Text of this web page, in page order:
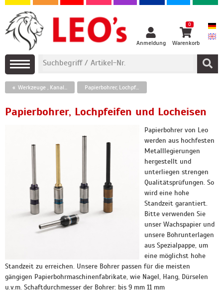
Anmeldung
0
Warenkorb
Werkzeuge , Kanalnuten und Perforierbänder Papierbohrer, Lochpfeifen und Locheisen
Papierbohrer, Lochpfeifen und Locheisen
Papierbohrer von Leo
werden aus hochfesten
Metalllegierungen
hergestellt und
unterliegen strengen
Qualitätsprüfungen. So
wird eine hohe
Standzeit garantiert.
Bitte verwenden Sie
unser Wachspapier und
unsere Bohrunterlagen
aus Spezialpappe, um
eine möglichst hohe
Standzeit zu erreichen. Unsere Bohrer passen für die meisten
gängigen Papierbohrmaschinenfabrikate, wie Nagel, Hang, Dürselen
u.v.m. Schaftdurchmesser der Bohrer: bis 9 mm 11 mm